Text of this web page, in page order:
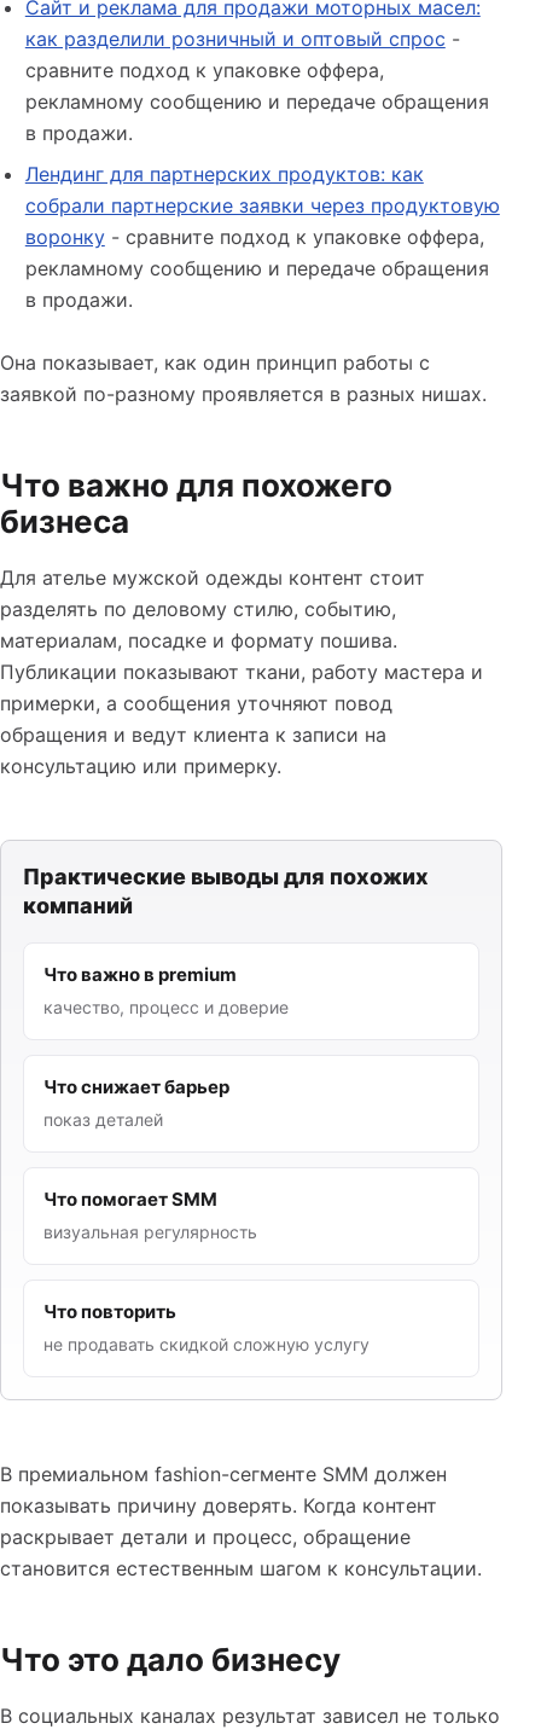
Сайт и реклама для продажи моторных масел:
как разделили розничный и оптовый спрос -
сравните подход к упаковке оффера,
рекламному сообщению и передаче обращения
в продажи.
Лендинг для партнерских продуктов: как
собрали партнерские заявки через продуктовую
воронку- сравните подход к упаковке оффера,
рекламному сообщению и передаче обращения
в продажи.
Она показывает, как один принцип работы с
заявкой по-разному проявляется в разных нишах.
Что важно для похожего
бизнеса
Для ателье мужской одежды контент стоит
разделять по деловому стилю, событию,
материалам, посадке и формату пошива.
Публикации показывают ткани, работу мастера и
примерки, а сообщения уточняют повод
обращения и ведут клиента к записи на
консультацию или примерку.
Практические выводы для похожих
компаний
Что важно в premium
качество, процесс и доверие
Что снижает барьер
показ деталей
Что помогает SMM
визуальная регулярность
Что повторить
не продавать скидкой сложную услугу
В премиальном fashion-сегменте SMM должен
показывать причину доверять. Когда контент
раскрывает детали и процесс, обращение
становится естественным шагом к консультации.
Что это дало бизнесу
В социальных каналах результат зависел не только